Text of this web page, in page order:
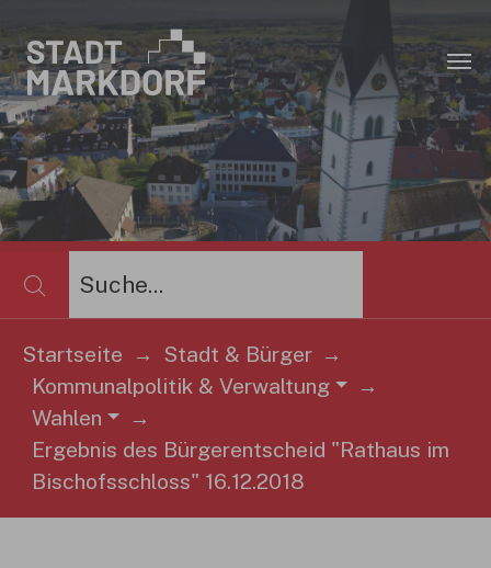
Sie sind hier:
Startseite
Stadt & Bürger
Kommunalpolitik & Verwaltung
Wahlen
Ergebnis des Bürgerentscheid "Rathaus im
Bischofsschloss" 16.12.2018
×